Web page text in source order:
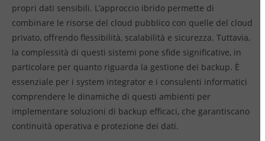
propri dati sensibili. L’approccio ibrido permette di
combinare le risorse del cloud pubblico con quelle del cloud
privato, offrendo flessibilità, scalabilità e sicurezza. Tuttavia,
la complessità di questi sistemi pone sfide significative, in
particolare per quanto riguarda la gestione dei backup. È
essenziale per i system integrator e i consulenti informatici
comprendere le dinamiche di questi ambienti per
implementare soluzioni di backup efficaci, che garantiscano
continuità operativa e protezione dei dati.